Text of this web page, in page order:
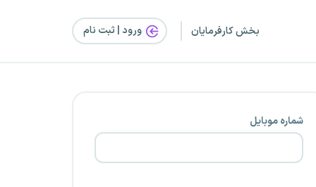
بخش کارفرمایان ورود | ثبت‌ نام
شماره موبایل